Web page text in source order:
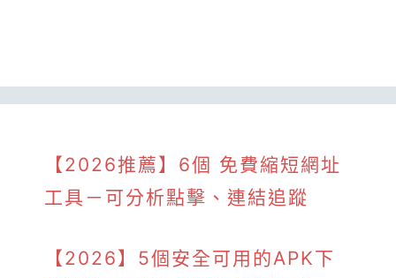
【2026推薦】6個 免費縮短網址
工具－可分析點擊、連結追蹤
【2026】5個安全可用的APK下